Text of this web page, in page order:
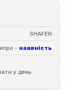
SHAFER
- наявність
у день